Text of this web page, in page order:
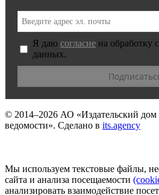
Я даю согласие на обработку
данных.
© 2014–2026 АО «Издательский дом
ведомости». Сделано в its.agency
Мы используем текстовые файлы,
сайта и анализа посещаемости
анализировать взаимодействие